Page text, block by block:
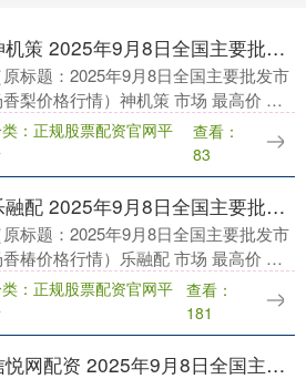
神机策 2025年9月8日全国主要批发市场香梨价格行情
原标题：2025年9月8日全国主要批发市
梨价格行情）神机策 市场 最高价 最
大宗价 北京新发地农副产品批发市场
中心 11.00 8.00 9.5....
：正规股票配资官网平
查看：
83
乐融配 2025年9月8日全国主要批发市场香椿价格行情
原标题：2025年9月8日全国主要批发市
椿价格行情）乐融配 市场 最高价 最
大宗价 河南万邦国际农产品物流股份
公司 24.00 23.00 23....
：正规股票配资官网平
查看：
181
信悦网配资 2025年9月8日全国主要批发市场香油价格行情